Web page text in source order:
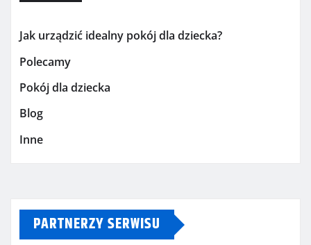
Jak urządzić idealny pokój dla dziecka?
Polecamy
Pokój dla dziecka
Blog
Inne
PARTNERZY SERWISU